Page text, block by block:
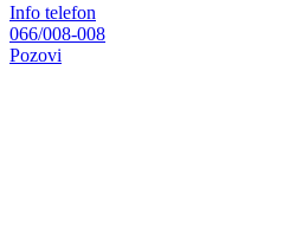
Info telefon
066/008-008
Pozovi